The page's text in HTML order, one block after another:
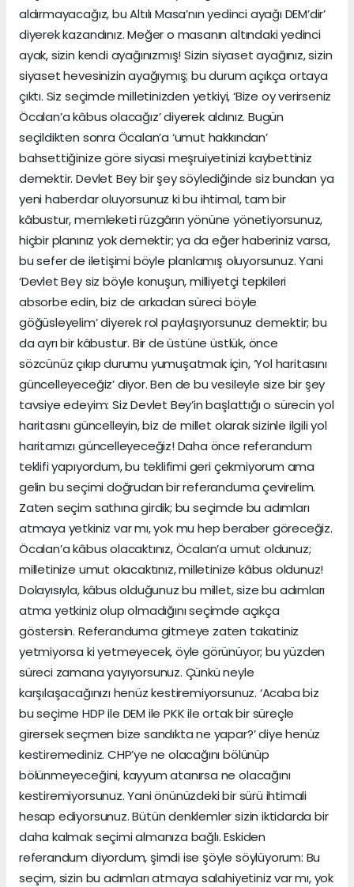
aldırmayacağız, bu Altılı Masa’nın yedinci ayağı DEM’dir’
diyerek kazandınız. Meğer o masanın altındaki yedinci
ayak, sizin kendi ayağınızmış! Sizin siyaset ayağınız, sizin
siyaset hevesinizin ayağıymış; bu durum açıkça ortaya
çıktı. Siz seçimde milletinizden yetkiyi, ‘Bize oy verirseniz
Öcalan’a kâbus olacağız’ diyerek aldınız. Bugün
seçildikten sonra Öcalan’a ‘umut hakkından’
bahsettiğinize göre siyasi meşruiyetinizi kaybettiniz
demektir. Devlet Bey bir şey söylediğinde siz bundan ya
yeni haberdar oluyorsunuz ki bu ihtimal, tam bir
kâbustur, memleketi rüzgârın yönüne yönetiyorsunuz,
hiçbir planınız yok demektir; ya da eğer haberiniz varsa,
bu sefer de iletişimi böyle planlamış oluyorsunuz. Yani
‘Devlet Bey siz böyle konuşun, milliyetçi tepkileri
absorbe edin, biz de arkadan süreci böyle
göğüsleyelim’ diyerek rol paylaşıyorsunuz demektir; bu
da ayrı bir kâbustur. Bir de üstüne üstlük, önce
sözcünüz çıkıp durumu yumuşatmak için, ‘Yol haritasını
güncelleyeceğiz’ diyor. Ben de bu vesileyle size bir şey
tavsiye edeyim: Siz Devlet Bey’in başlattığı o sürecin yol
haritasını güncelleyin, biz de millet olarak sizinle ilgili yol
haritamızı güncelleyeceğiz! Daha önce referandum
teklifi yapıyordum, bu teklifimi geri çekmiyorum ama
gelin bu seçimi doğrudan bir referanduma çevirelim.
Zaten seçim sathına girdik; bu seçimde bu adımları
atmaya yetkiniz var mı, yok mu hep beraber göreceğiz.
Öcalan’a kâbus olacaktınız, Öcalan’a umut oldunuz;
milletinize umut olacaktınız, milletinize kâbus oldunuz!
Dolayısıyla, kâbus olduğunuz bu millet, size bu adımları
atma yetkiniz olup olmadığını seçimde açıkça
göstersin. Referanduma gitmeye zaten takatiniz
yetmiyorsa ki yetmeyecek, öyle görünüyor; bu yüzden
süreci zamana yayıyorsunuz. Çünkü neyle
karşılaşacağınızı henüz kestiremiyorsunuz. ‘Acaba biz
bu seçime HDP ile DEM ile PKK ile ortak bir süreçle
girersek seçmen bize sandıkta ne yapar?’ diye henüz
kestiremediniz. CHP’ye ne olacağını bölünüp
bölünmeyeceğini, kayyum atanırsa ne olacağını
kestiremiyorsunuz. Yani önünüzdeki bir sürü ihtimali
hesap ediyorsunuz. Bütün denklemler sizin iktidarda bir
daha kalmak seçimi almanıza bağlı. Eskiden
referandum diyordum, şimdi ise şöyle söylüyorum: Bu
seçim, sizin bu adımları atmaya salahiyetiniz var mı, yok